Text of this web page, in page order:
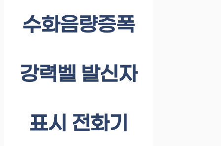
수화음량증폭
강력벨 발신자
표시 전화기